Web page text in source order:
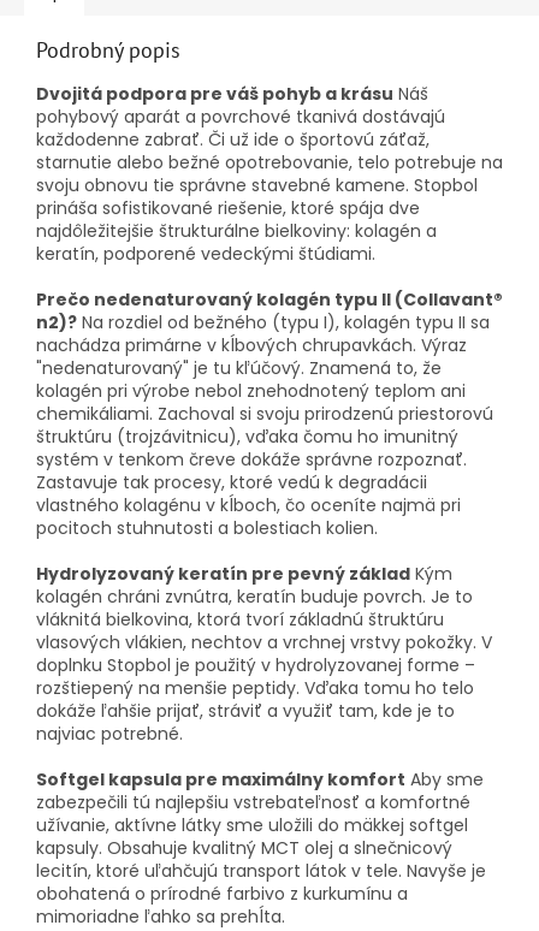
Podrobný popis
Dvojitá podpora pre váš pohyb a krásu Náš
pohybový aparát a povrchové tkanivá dostávajú
každodenne zabrať. Či už ide o športovú záťaž,
starnutie alebo bežné opotrebovanie, telo potrebuje na
svoju obnovu tie správne stavebné kamene. Stopbol
prináša sofistikované riešenie, ktoré spája dve
najdôležitejšie štrukturálne bielkoviny: kolagén a
keratín, podporené vedeckými štúdiami.
Prečo nedenaturovaný kolagén typu II (Collavant®
n2)? Na rozdiel od bežného (typu I), kolagén typu II sa
nachádza primárne v kĺbových chrupavkách. Výraz
"nedenaturovaný" je tu kľúčový. Znamená to, že
kolagén pri výrobe nebol znehodnotený teplom ani
chemikáliami. Zachoval si svoju prirodzenú priestorovú
štruktúru (trojzávitnicu), vďaka čomu ho imunitný
systém v tenkom čreve dokáže správne rozpoznať.
Zastavuje tak procesy, ktoré vedú k degradácii
vlastného kolagénu v kĺboch, čo oceníte najmä pri
pocitoch stuhnutosti a bolestiach kolien.
Hydrolyzovaný keratín pre pevný základ Kým
kolagén chráni zvnútra, keratín buduje povrch. Je to
vláknitá bielkovina, ktorá tvorí základnú štruktúru
vlasových vlákien, nechtov a vrchnej vrstvy pokožky. V
doplnku Stopbol je použitý v hydrolyzovanej forme –
rozštiepený na menšie peptidy. Vďaka tomu ho telo
dokáže ľahšie prijať, stráviť a využiť tam, kde je to
najviac potrebné.
Softgel kapsula pre maximálny komfort Aby sme
zabezpečili tú najlepšiu vstrebateľnosť a komfortné
užívanie, aktívne látky sme uložili do mäkkej softgel
kapsuly. Obsahuje kvalitný MCT olej a slnečnicový
lecitín, ktoré uľahčujú transport látok v tele. Navyše je
obohatená o prírodné farbivo z kurkumínu a
mimoriadne ľahko sa prehĺta.